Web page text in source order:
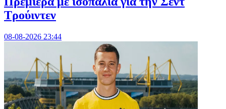
Τρούιντεν
08-08-2026 23:44